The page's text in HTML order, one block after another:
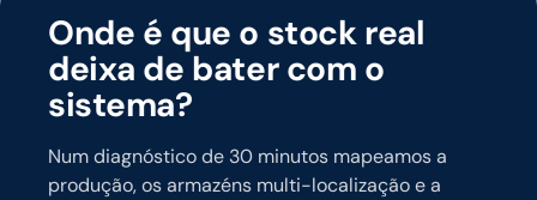
Onde é que o stock real
deixa de bater com o
sistema?
Num diagnóstico de 30 minutos mapeamos a
produção, os armazéns multi-localização e a